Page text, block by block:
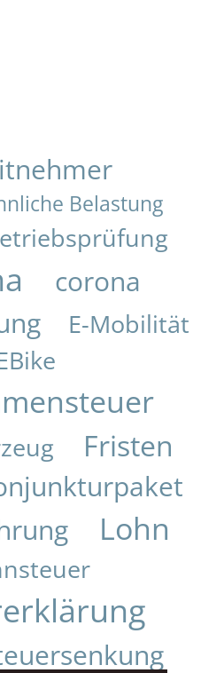
Belastung
corona
E-Mobilität
Fristen
Lohn